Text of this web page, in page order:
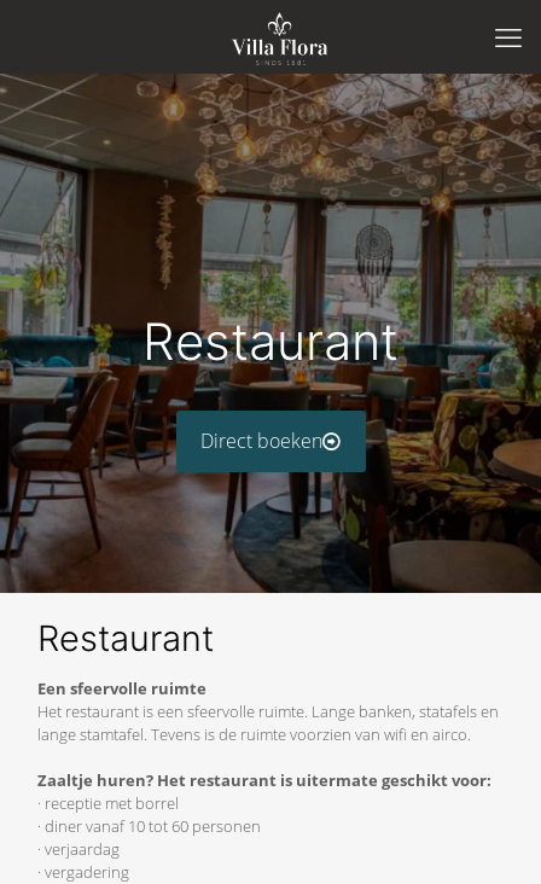
Restaurant
Direct boeken
Restaurant
Een sfeervolle ruimte
Het restaurant is een sfeervolle ruimte. Lange banken, statafels en
lange stamtafel. Tevens is de ruimte voorzien van wifi en airco.
Zaaltje huren? Het restaurant is uitermate geschikt voor:
· receptie met borrel
· diner vanaf 10 tot 60 personen
· verjaardag
· vergadering